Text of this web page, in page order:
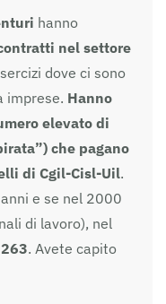
hanno
nel settore
dove ci sono
imprese. Hanno
elevato di
che pagano
di Cgil-Cisl-Uil.
e se nel 2000
di lavoro), nel
. Avete capito